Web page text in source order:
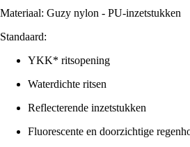
Materiaal: Guzy nylon - PU-inzetstukken
Standaard:
YKK* ritsopening
Waterdichte ritsen
Reflecterende inzetstukken
Fluorescente en doorzichtige